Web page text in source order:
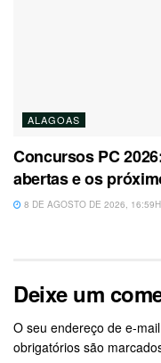
ALAGOAS
Concursos PC
abertas e os
8 DE AGOSTO DE 2026, 16:59H
Deixe um
O seu endereço de e-
obrigatórios são